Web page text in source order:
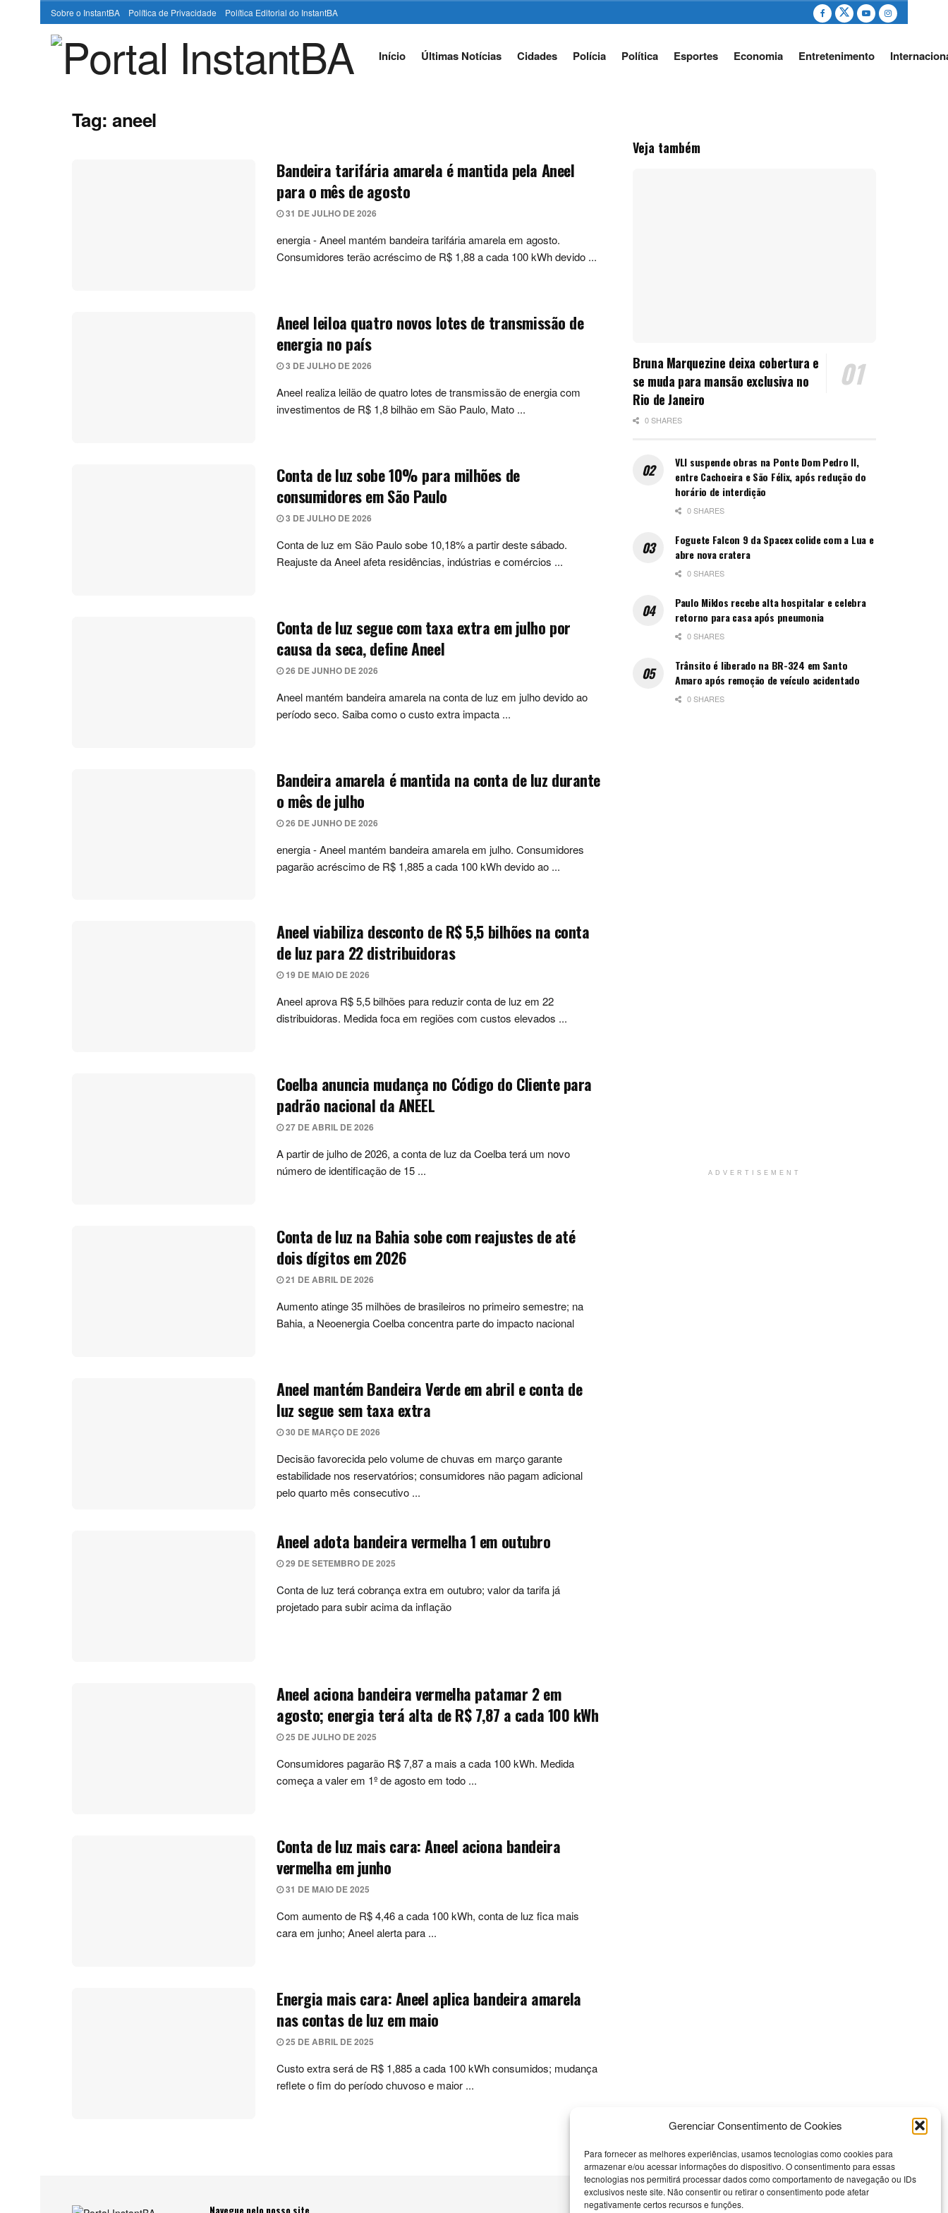
Gerenciar Consentimento de Cookies
Para fornecer as melhores experiências, usamos tecnologias como cookies para
armazenar e/ou acessar informações do dispositivo. O consentimento para essas
tecnologias nos permitirá processar dados como comportamento de navegação ou IDs
exclusivos neste site. Não consentir ou retirar o consentimento pode afetar
negativamente certos recursos e funções.
Sobre o InstantBA Política de Privacidade Política Editorial do InstantBA
Início Últimas Notícias Cidades Polícia Política Esportes Economia Entretenimento
Tag:aneel
Bandeira tarifária amarela é mantida pela Aneel
para o mês de agosto
31 DE JULHO DE 2026
energia - Aneel mantém bandeira tarifária amarela em agosto.
Consumidores terão acréscimo de R$ 1,88 a cada 100 kWh devido ...
Aneel leiloa quatro novos lotes de transmissão de
energia no país
3 DE JULHO DE 2026
Aneel realiza leilão de quatro lotes de transmissão de energia com
investimentos de R$ 1,8 bilhão em São Paulo, Mato ...
Conta de luz sobe 10% para milhões de
consumidores em São Paulo
3 DE JULHO DE 2026
Conta de luz em São Paulo sobe 10,18% a partir deste sábado.
Reajuste da Aneel afeta residências, indústrias e comércios ...
Conta de luz segue com taxa extra em julho por
causa da seca, define Aneel
26 DE JUNHO DE 2026
Aneel mantém bandeira amarela na conta de luz em julho devido ao
período seco. Saiba como o custo extra impacta ...
Bandeira amarela é mantida na conta de luz durante
o mês de julho
26 DE JUNHO DE 2026
energia - Aneel mantém bandeira amarela em julho. Consumidores
pagarão acréscimo de R$ 1,885 a cada 100 kWh devido ao ...
Aneel viabiliza desconto de R$ 5,5 bilhões na conta
de luz para 22 distribuidoras
19 DE MAIO DE 2026
Aneel aprova R$ 5,5 bilhões para reduzir conta de luz em 22
distribuidoras. Medida foca em regiões com custos elevados ...
Coelba anuncia mudança no Código do Cliente para
padrão nacional da ANEEL
27 DE ABRIL DE 2026
A partir de julho de 2026, a conta de luz da Coelba terá um novo
número de identificação de 15 ...
Conta de luz na Bahia sobe com reajustes de até
dois dígitos em 2026
21 DE ABRIL DE 2026
Aumento atinge 35 milhões de brasileiros no primeiro semestre; na
Bahia, a Neoenergia Coelba concentra parte do impacto nacional
Aneel mantém Bandeira Verde em abril e conta de
luz segue sem taxa extra
30 DE MARÇO DE 2026
Decisão favorecida pelo volume de chuvas em março garante
estabilidade nos reservatórios; consumidores não pagam adicional
pelo quarto mês consecutivo ...
Aneel adota bandeira vermelha 1 em outubro
29 DE SETEMBRO DE 2025
Conta de luz terá cobrança extra em outubro; valor da tarifa já
projetado para subir acima da inflação
Aneel aciona bandeira vermelha patamar 2 em
agosto; energia terá alta de R$ 7,87 a cada 100 kWh
25 DE JULHO DE 2025
Consumidores pagarão R$ 7,87 a mais a cada 100 kWh. Medida
começa a valer em 1º de agosto em todo ...
Conta de luz mais cara: Aneel aciona bandeira
vermelha em junho
31 DE MAIO DE 2025
Com aumento de R$ 4,46 a cada 100 kWh, conta de luz fica mais
cara em junho; Aneel alerta para ...
Energia mais cara: Aneel aplica bandeira amarela
nas contas de luz em maio
25 DE ABRIL DE 2025
Custo extra será de R$ 1,885 a cada 100 kWh consumidos; mudança
reflete o fim do período chuvoso e maior ...
Veja também
Bruna Marquezine deixa cobertura e
se muda para mansão exclusiva no
Rio de Janeiro
0 SHARES
VLI suspende obras na Ponte Dom Pedro II,
entre Cachoeira e São Félix, após redução do
horário de interdição
0 SHARES
Foguete Falcon 9 da Spacex colide com a Lua e
abre nova cratera
0 SHARES
Paulo Miklos recebe alta hospitalar e celebra
retorno para casa após pneumonia
0 SHARES
Trânsito é liberado na BR-324 em Santo
Amaro após remoção de veículo acidentado
0 SHARES
ADVERTISEMENT
Navegue pelo nosso site Nossas Redes Sociais